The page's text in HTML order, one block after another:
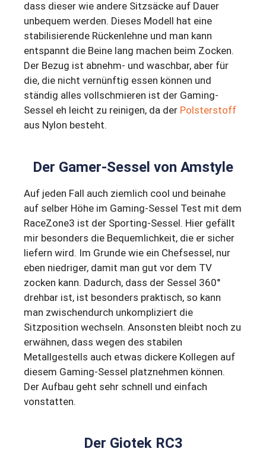
dass dieser wie andere Sitzsäcke auf Dauer
unbequem werden. Dieses Modell hat eine
stabilisierende Rückenlehne und man kann
entspannt die Beine lang machen beim Zocken.
Der Bezug ist abnehm- und waschbar, aber für
die, die nicht vernünftig essen können und
ständig alles vollschmieren ist der Gaming-
Sessel eh leicht zu reinigen, da der Polsterstoff
aus Nylon besteht.
Der Gamer-Sessel von Amstyle
Auf jeden Fall auch ziemlich cool und beinahe
auf selber Höhe im Gaming-Sessel Test mit dem
RaceZone3 ist der Sporting-Sessel. Hier gefällt
mir besonders die Bequemlichkeit, die er sicher
liefern wird. Im Grunde wie ein Chefsessel, nur
eben niedriger, damit man gut vor dem TV
zocken kann. Dadurch, dass der Sessel 360°
drehbar ist, ist besonders praktisch, so kann
man zwischendurch unkompliziert die
Sitzposition wechseln. Ansonsten bleibt noch zu
erwähnen, dass wegen des stabilen
Metallgestells auch etwas dickere Kollegen auf
diesem Gaming-Sessel platznehmen können.
Der Aufbau geht sehr schnell und einfach
vonstatten.
Der Giotek RC3